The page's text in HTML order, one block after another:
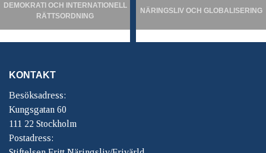
DEMOKRATI OCH INTERNATIONELL
RÄTTSORDNING
NÄRINGSLIV OCH GLOBALISERING
KONTAKT
Besöksadress:
Kungsgatan 60
111 22 Stockholm
Postadress: